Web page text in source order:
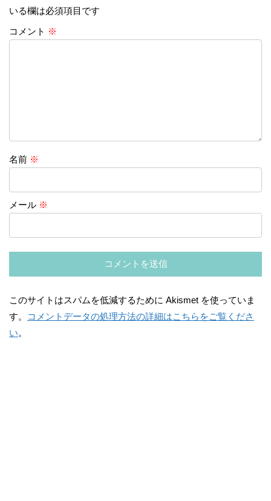
いる欄は必須項目です
コメント ※
名前 ※
メール ※
このサイトはスパムを低減するために Akismet を使っていま
す。
コメントデータの処理方法の詳細はこちらをご覧くださ
い。